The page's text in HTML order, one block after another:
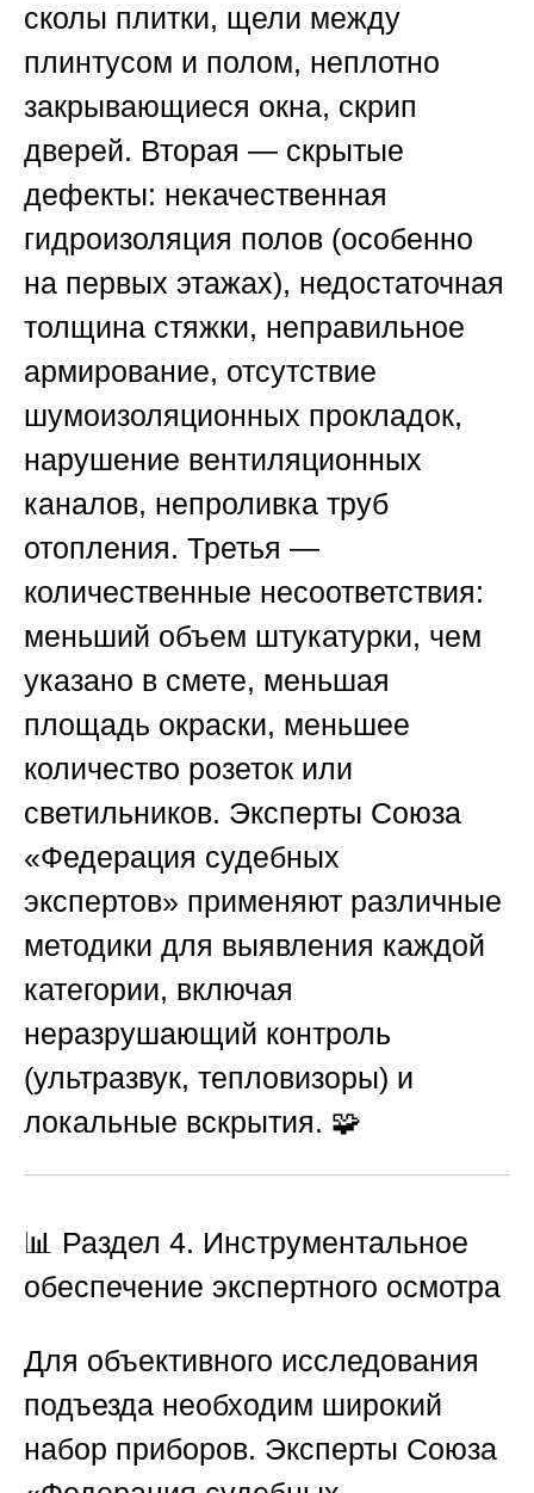
сколы плитки, щели между
плинтусом и полом, неплотно
закрывающиеся окна, скрип
дверей. Вторая — скрытые
дефекты: некачественная
гидроизоляция полов (особенно
на первых этажах), недостаточная
толщина стяжки, неправильное
армирование, отсутствие
шумоизоляционных прокладок,
нарушение вентиляционных
каналов, непроливка труб
отопления. Третья —
количественные несоответствия:
меньший объем штукатурки, чем
указано в смете, меньшая
площадь окраски, меньшее
количество розеток или
светильников. Эксперты Союза
«Федерация судебных
экспертов» применяют различные
методики для выявления каждой
категории, включая
неразрушающий контроль
(ультразвук, тепловизоры) и
локальные вскрытия. 🧩
📊 Раздел 4. Инструментальное
обеспечение экспертного осмотра
Для объективного исследования
подъезда необходим широкий
набор приборов. Эксперты Союза